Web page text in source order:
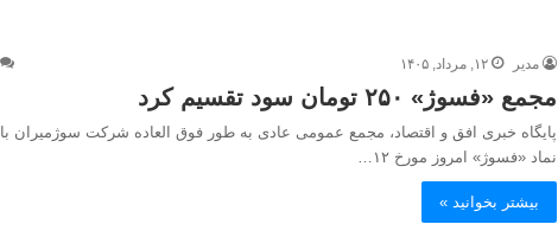
مدیر ۱۲, مرداد, ۱۴۰۵
مجمع «فسوژ» ۲۵۰ تومان سود تقسیم کرد
پایگاه خبری افق و اقتصاد، مجمع عمومی عادی به طور فوق العاده شرکت سوژمیران با
نماد «فسوژ» امروز مورخ ۱۲…
بیشتر بخوانید »